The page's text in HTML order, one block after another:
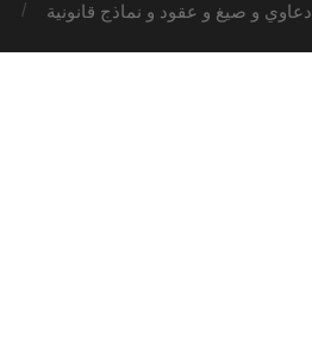
دعاوي و صيغ و عقود و نماذج قانونية